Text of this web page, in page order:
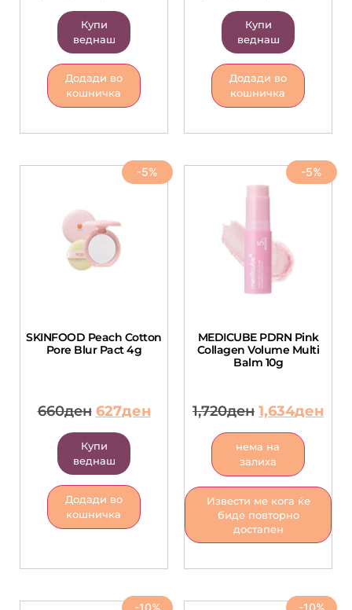
Купи
веднаш
Додади во
кошничка
Купи
веднаш
Додади во
кошничка
-5%
SKINFOOD Peach Cotton
Pore Blur Pact 4g
660ден 627ден
Купи
веднаш
Додади во
кошничка
-5%
MEDICUBE PDRN Pink
Collagen Volume Multi
Balm 10g
1,720ден 1,634ден
нема на
залиха
Извести ме кога ќе
биде повторно
достапен
-10% -10%